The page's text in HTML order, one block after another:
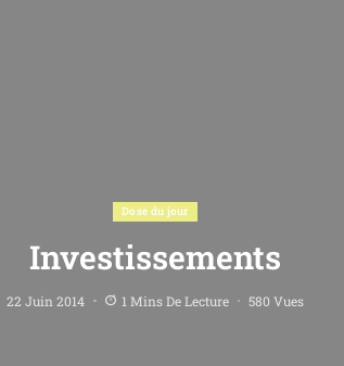
Dose du jour
Investissements
22 Juin 2014 1 Mins De Lecture 580 Vues